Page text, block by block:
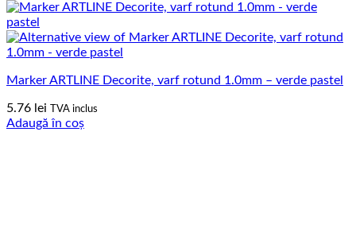
Marker ARTLINE Decorite, varf rotund 1.0mm – verde pastel
5.76 lei TVA inclus
Adaugă în coș